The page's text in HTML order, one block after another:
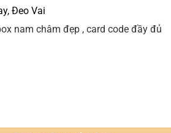
Đeo Vai
nam châm đẹp , card code đầy đủ
Leather Boy Bag Size 25 Fullbox số